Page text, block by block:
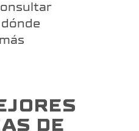
dónde
DE